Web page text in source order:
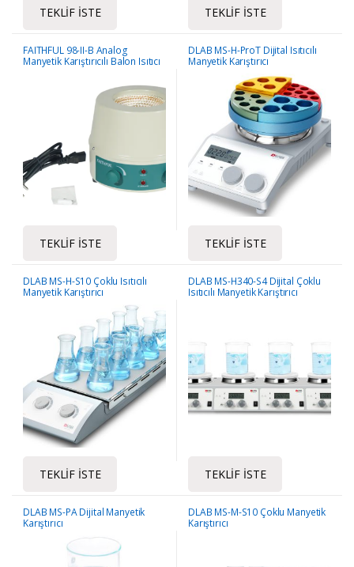
TEKLIF İSTE TEKLIF İSTE
FAITHFUL 98-II-B Analog
Manyetik Karıştırıcılı Balon Isıtıcı
TEKLIF İSTE
DLAB MS-H-ProT Dijital Isıtıcılı
Manyetik Karıştırıcı
TEKLIF İSTE
DLAB MS-H-S10 Çoklu Isıtıcılı
Manyetik Karıştırıcı
TEKLIF İSTE
DLAB MS-H340-S4 Dijital Çoklu
Isıtıcılı Manyetik Karıştırıcı
TEKLIF İSTE
DLAB MS-PA Dijital Manyetik
Karıştırıcı
DLAB MS-M-S10 Çoklu Manyetik
Karıştırıcı